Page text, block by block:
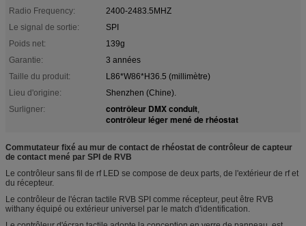
Radio Frequency:
2400-2483.5MHZ
Le signal de sortie:
SPI
Poids net:
139g
Garantie:
3 années
Taille du produit:
L86*W86*H36.5 (millimètre)
Lieu d'origine:
Shenzhen (Chine).
Surligner:
contrôleur DMX conduit,
contrôleur léger mené de rhéostat
Commutateur fixé au mur de contact de rhéostat de contrôleur de capteur
de contact mené par SPI de RVB
Le contrôleur sans fil de rf LED se compose de deux parts, de l'extérieur de rf et
du récepteur.
Le contrôleur de l'écran tactile RVB SPI comme récepteur, peut être RVB
withany équipé ou extérieur universel par le match d'identification.